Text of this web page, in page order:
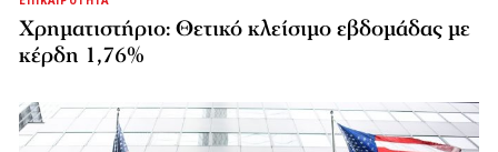
Χρηματιστήριο: Θετικό κλείσιμο εβδομάδας με
κέρδη 1,76%